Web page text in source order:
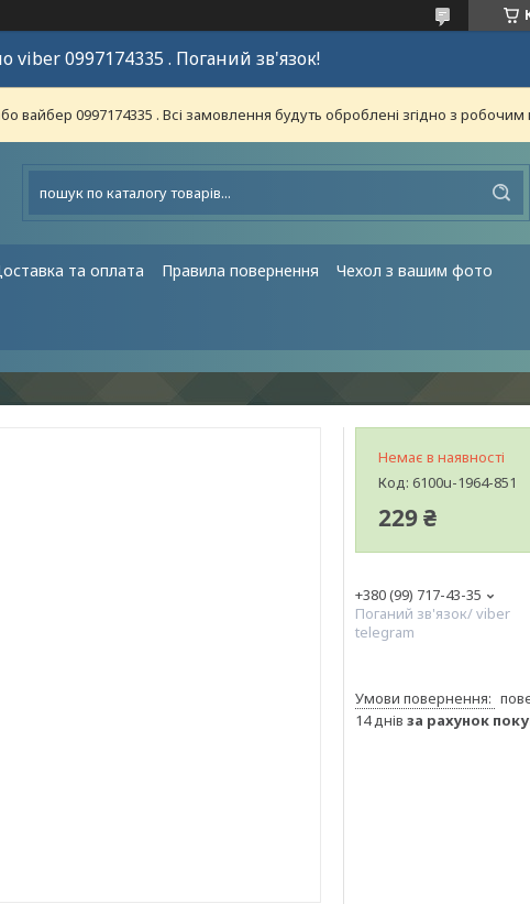
viber 0997174335 . Поганий зв'язок!
вайбер 0997174335 . Всі замовлення будуть оброблені згідно з робочим
та оплата Правила повернення Чехол з вашим фото
Немає в наявності
Код: 6100u-1964-851
229 ₴
+380 (99) 717-43-35
Поганий зв'язок/ viber
telegram
14 днів за рахунок